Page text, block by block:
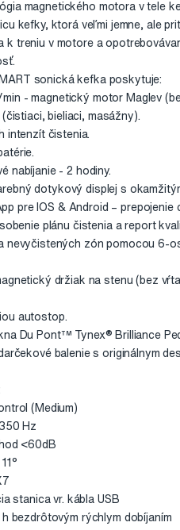
magnetického motora v tele
kefky, ktorá veľmi jemne, ale
k treniu v motore a
sonická kefka poskytuje:
- magnetický motor Maglev
bieliaci, masážny).
intenzít čistenia.
nabíjanie - 2 hodiny.
dotykový displej s
pre IOS & Android – prepojenie
plánu čistenia a report
nevyčistených zón pomocou 6-
držiak na stenu (bez
autostop.
Du Pont™ Tynex® Brilliance
balenie s originálnym
(Medium)
Hz
<60dB
stanica vr. kábla USB
h bezdrôtovým rýchlym dobíjaním